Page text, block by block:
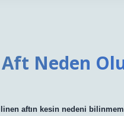
Neden
aftın kesin nedeni